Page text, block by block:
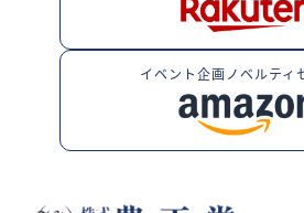
イベント企画ノベルティ